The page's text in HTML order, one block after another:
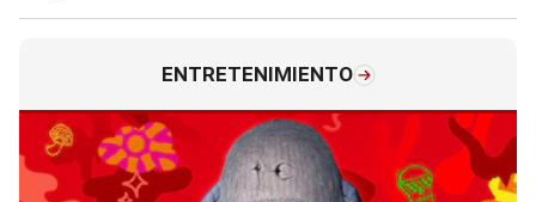
ENTRETENIMIENTO